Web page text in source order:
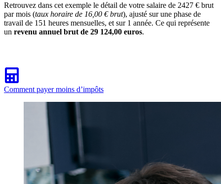
Retrouvez dans cet exemple le détail de votre salaire de 2427 € brut
par mois (taux horaire de 16,00 € brut), ajusté sur une phase de
travail de 151 heures mensuelles, et sur 1 année. Ce qui représente
un revenu annuel brut de 29 124,00 euros.
Comment payer moins d’impôts